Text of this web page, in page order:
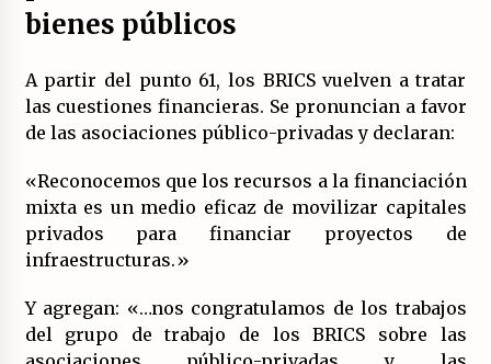
bienes públicos
A partir del punto 61, los BRICS vuelven a tratar
las cuestiones financieras. Se pronuncian a favor
de las asociaciones público-privadas y declaran:
«Reconocemos que los recursos a la financiación
mixta es un medio eficaz de movilizar capitales
privados para financiar proyectos de
infraestructuras.»
Y agregan: «…nos congratulamos de los trabajos
del grupo de trabajo de los BRICS sobre las